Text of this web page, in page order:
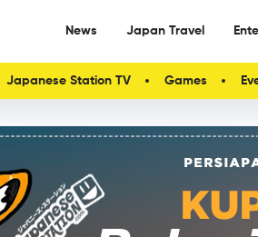
News Japan Travel
Japanese Station TV Games